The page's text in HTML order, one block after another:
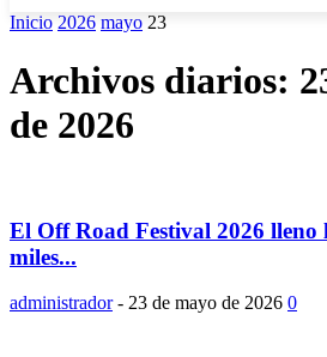
Inicio 2026 mayo 23
Archivos diarios:
de 2026
El Off Road Festival 2026 lleno
miles...
administrador - 23 de mayo de 2026 0